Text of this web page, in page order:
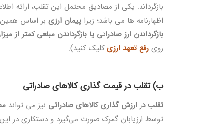
بازگرداند. یکی از مصادیق محتمل این تقلب، ارائه
اظهارنامه ‌ها می باشد؛ زیرا پیمان ارزی بر اساس
بازگرداندن ارز صادراتی یا بازگرداندن مبلغی کمتر از
روی رفع تعهد ارزی کلیک کنید).
ب) تقلب در قیمت ‌گذاری کالاهای صادراتی
تقلب در ارزش‌ گذاری کالاهای صادراتی نیز می‌ تواند
توسط ارزیابان گمرک صورت می‌گیرد و دستکاری در این